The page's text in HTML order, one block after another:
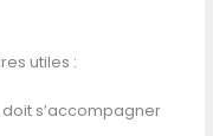
utiles :
s’accompagner